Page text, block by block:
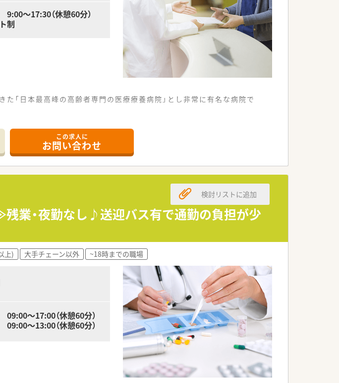
～17:30（休憩60分）
制
「日本最高峰の高齢者専門の医療療養病院」とし非常に有名な病院で
す
種と連携を図りながら患者様をサポート★
この求人に
お問い合わせ
業・夜勤なし♪送迎バス有で通勤の負担が少
検討リストに追加
上) 大手チェーン以外 ~18時までの職場
～17:00（休憩60分）
～13:00（休憩60分）